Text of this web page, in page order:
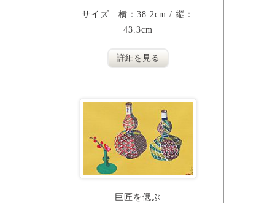
サイズ 横：38.2cm / 縦：
43.3cm
詳細を見る
巨匠を偲ぶ